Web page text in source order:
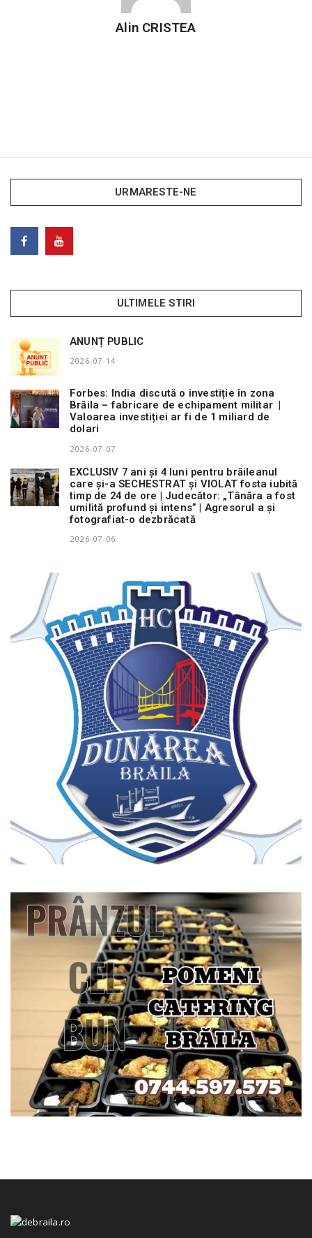
Alin CRISTEA
URMARESTE-NE
ULTIMELE STIRI
ANUNȚ PUBLIC
2026-07-14
Forbes: India discută o investiție în zona
Brăila – fabricare de echipament militar |
Valoarea investiției ar fi de 1 miliard de
dolari
2026-07-07
EXCLUSIV 7 ani și 4 luni pentru brăileanul
care și-a SECHESTRAT și VIOLAT fosta iubită
timp de 24 de ore | Judecător: „Tânăra a fost
umilită profund și intens” | Agresorul a și
fotografiat-o dezbrăcată
2026-07-06